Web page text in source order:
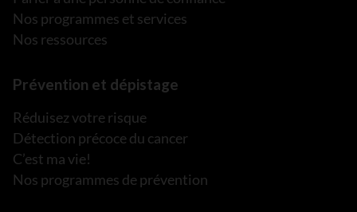
Nos programmes et services
Nos ressources
Prévention et dépistage
Réduisez votre risque
Détection précoce du cancer
C’est ma vie!
Nos programmes de prévention